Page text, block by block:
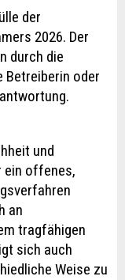
der
2026. Der
durch die
Betreiberin oder
und
ein offenes,
an
tragfähigen
sich auch
Weise zu